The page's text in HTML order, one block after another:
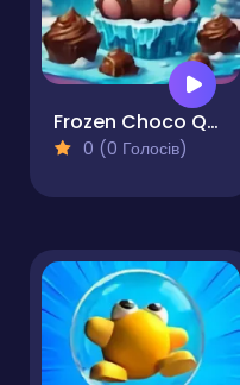
Frozen Choco Quest
0 (0 Голосів)